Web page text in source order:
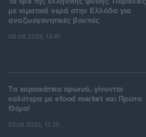
με ιαματικά νερά στην Ελλάδα για
αναζωογονητικές βουτιές
08.08.2026, 13:41
Tα κυριακάτικα πρωινά, γίνονται
καλύτερα με efood market και Πρώτο
Θέμα!
07.08.2026, 12:25